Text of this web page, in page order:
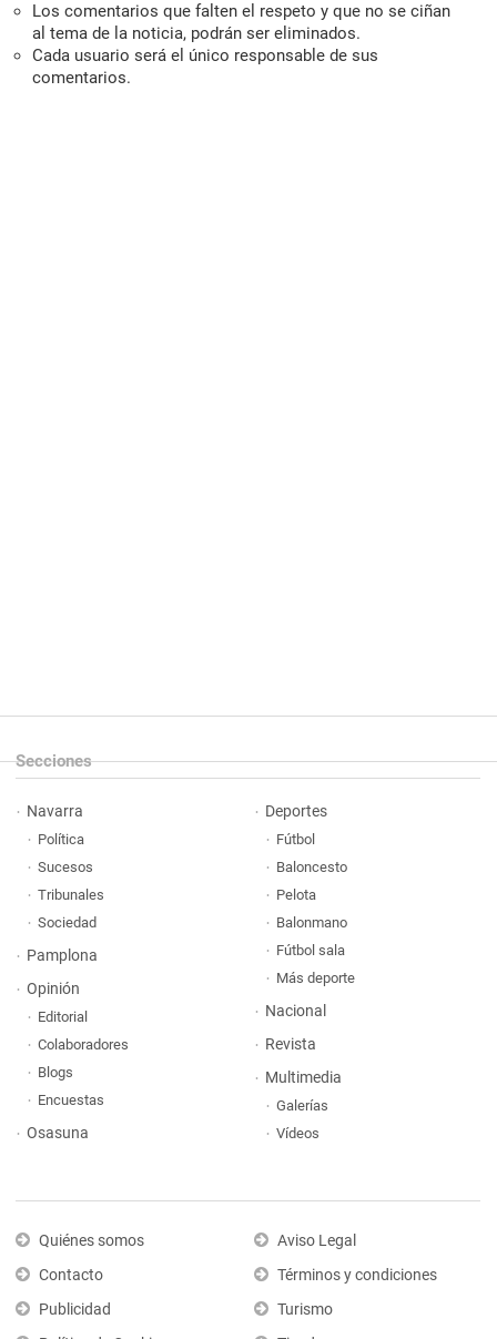
Los comentarios que falten el respeto y que no se ciñan
al tema de la noticia, podrán ser eliminados.
Cada usuario será el único responsable de sus
comentarios.
Secciones
Navarra
Política
Sucesos
Tribunales
Sociedad
Pamplona
Opinión
Editorial
Colaboradores
Blogs
Encuestas
Osasuna
Deportes
Fútbol
Baloncesto
Pelota
Balonmano
Fútbol sala
Más deporte
Nacional
Revista
Multimedia
Galerías
Vídeos
Quiénes somos
Contacto
Publicidad
Aviso Legal
Términos y condiciones
Turismo